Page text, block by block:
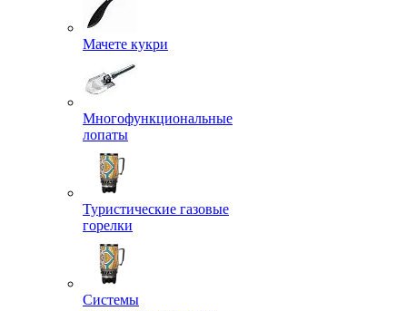
Мачете кукри
Многофункциональные
лопаты
Туристические газовые
горелки
Системы